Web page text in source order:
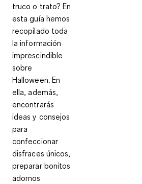
truco o trato? En
esta guía hemos
recopilado toda
la información
imprescindible
sobre
Halloween. En
ella, además,
encontrarás
ideas y consejos
para
confeccionar
disfraces únicos,
preparar bonitos
adornos